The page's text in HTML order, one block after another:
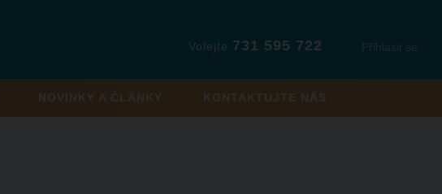
Přihlásit se
Volejte 731 595 722
NOVINKY A ČLÁNKY KONTAKTUJTE NÁS